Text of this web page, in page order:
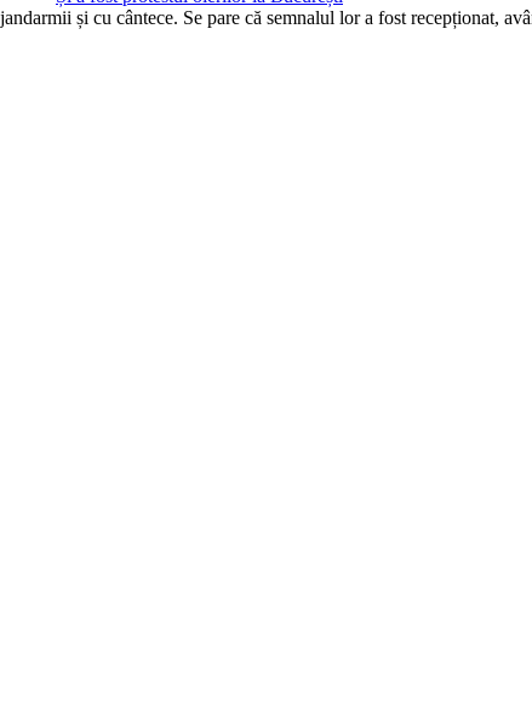
și cu cântece. Se pare că semnalul lor a fost recepționat,